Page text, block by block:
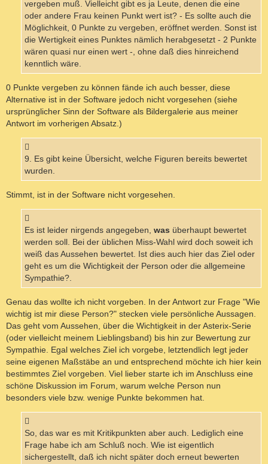
vergeben muß. Vielleicht gibt es ja Leute, denen die eine
oder andere Frau keinen Punkt wert ist? - Es sollte auch die
Möglichkeit, 0 Punkte zu vergeben, eröffnet werden. Sonst ist
die Wertigkeit eines Punktes nämlich herabgesetzt - 2 Punkte
wären quasi nur einen wert -, ohne daß dies hinreichend
kenntlich wäre.
0 Punkte vergeben zu können fände ich auch besser, diese
Alternative ist in der Software jedoch nicht vorgesehen (siehe
ursprünglicher Sinn der Software als Bildergalerie aus meiner
Antwort im vorherigen Absatz.)
9. Es gibt keine Übersicht, welche Figuren bereits bewertet
wurden.
Stimmt, ist in der Software nicht vorgesehen.
Es ist leider nirgends angegeben, was überhaupt bewertet
werden soll. Bei der üblichen Miss-Wahl wird doch soweit ich
weiß das Aussehen bewertet. Ist dies auch hier das Ziel oder
geht es um die Wichtigkeit der Person oder die allgemeine
Sympathie?.
Genau das wollte ich nicht vorgeben. In der Antwort zur Frage "Wie
wichtig ist mir diese Person?" stecken viele persönliche Aussagen.
Das geht vom Aussehen, über die Wichtigkeit in der Asterix-Serie
(oder vielleicht meinem Lieblingsband) bis hin zur Bewertung zur
Sympathie. Egal welches Ziel ich vorgebe, letztendlich legt jeder
seine eigenen Maßstäbe an und entsprechend möchte ich hier kein
bestimmtes Ziel vorgeben. Viel lieber starte ich im Anschluss eine
schöne Diskussion im Forum, warum welche Person nun
besonders viele bzw. wenige Punkte bekommen hat.
So, das war es mit Kritikpunkten aber auch. Lediglich eine
Frage habe ich am Schluß noch. Wie ist eigentlich
sichergestellt, daß ich nicht später doch erneut bewerten